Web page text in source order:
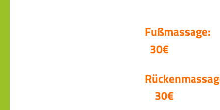
30€
30€